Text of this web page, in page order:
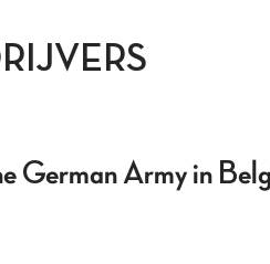
German Army in